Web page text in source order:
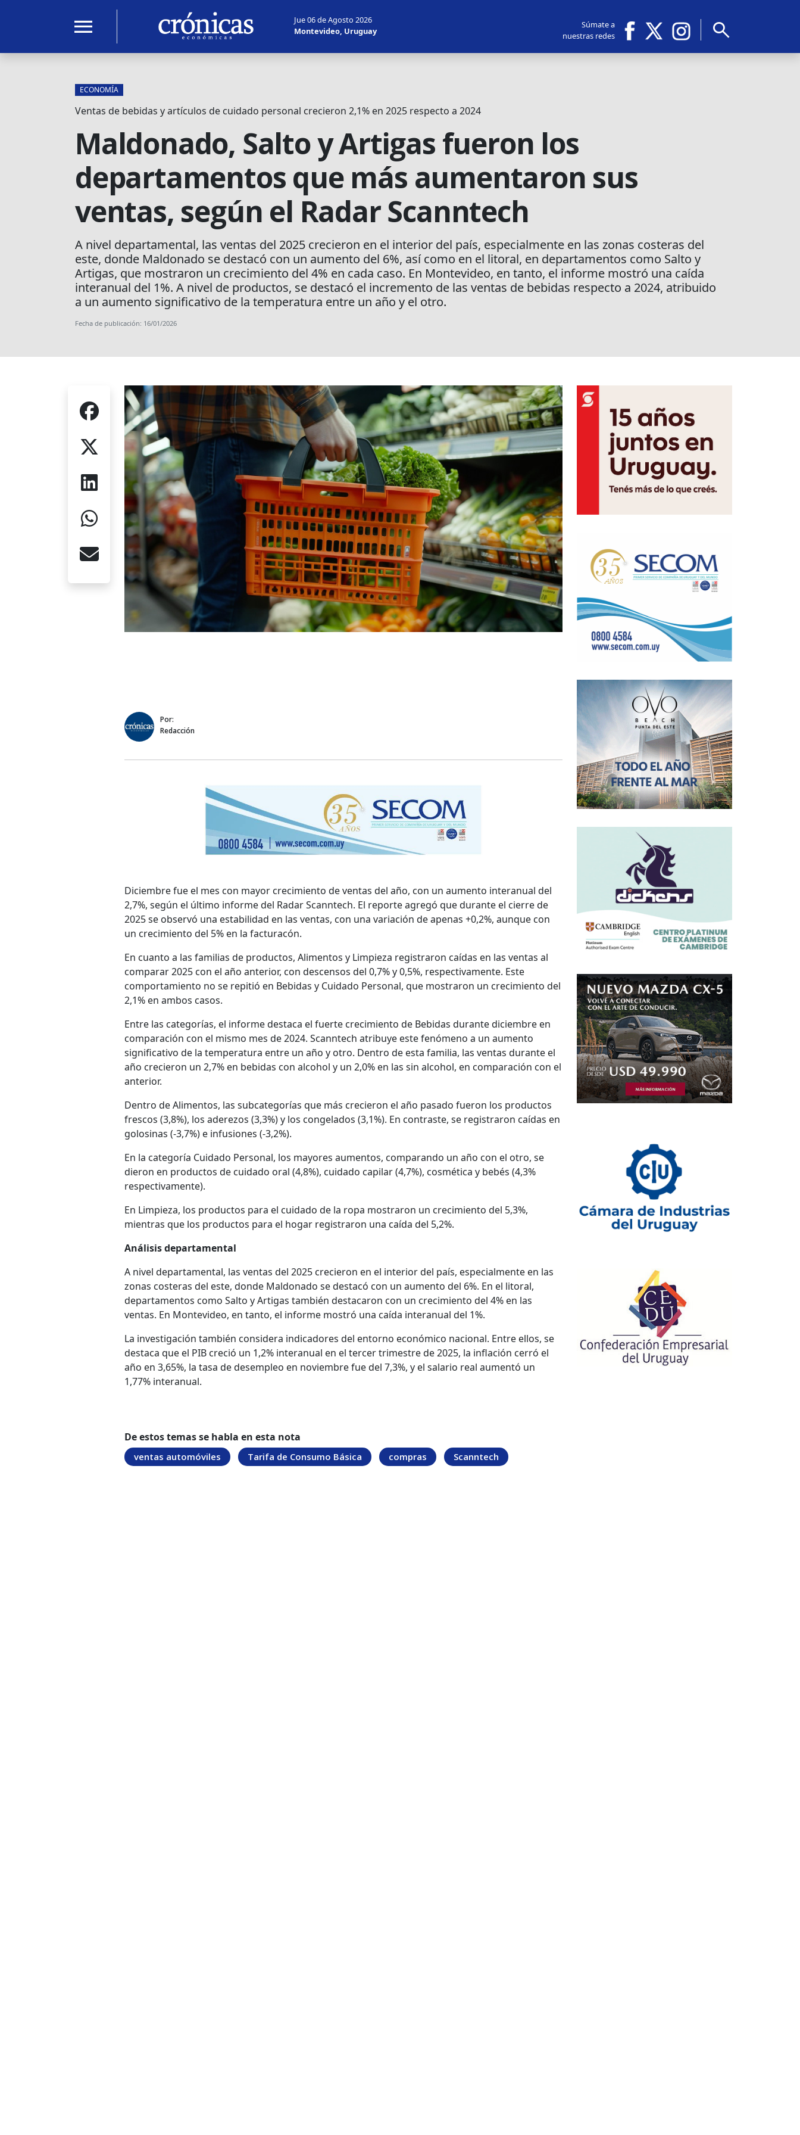
menu
Jue 06 de Agosto 2026
Montevideo, Uruguay
Súmate a
nuestras redes
search
ECONOMÍA
Ventas de bebidas y artículos de cuidado personal crecieron 2,1% en 2025 respecto a 2024
Maldonado, Salto y Artigas fueron los
departamentos que más aumentaron sus
ventas, según el Radar Scanntech
A nivel departamental, las ventas del 2025 crecieron en el interior del país, especialmente en las zonas costeras del
este, donde Maldonado se destacó con un aumento del 6%, así como en el litoral, en departamentos como Salto y
Artigas, que mostraron un crecimiento del 4% en cada caso. En Montevideo, en tanto, el informe mostró una caída
interanual del 1%. A nivel de productos, se destacó el incremento de las ventas de bebidas respecto a 2024, atribuido
a un aumento significativo de la temperatura entre un año y el otro.
Fecha de publicación: 16/01/2026
Por:
Redacción
Diciembre fue el mes con mayor crecimiento de ventas del año, con un aumento interanual del
2,7%, según el último informe del Radar Scanntech. El reporte agregó que durante el cierre de
2025 se observó una estabilidad en las ventas, con una variación de apenas +0,2%, aunque con
un crecimiento del 5% en la facturacón.
En cuanto a las familias de productos, Alimentos y Limpieza registraron caídas en las ventas al
comparar 2025 con el año anterior, con descensos del 0,7% y 0,5%, respectivamente. Este
comportamiento no se repitió en Bebidas y Cuidado Personal, que mostraron un crecimiento del
2,1% en ambos casos.
Entre las categorías, el informe destaca el fuerte crecimiento de Bebidas durante diciembre en
comparación con el mismo mes de 2024. Scanntech atribuye este fenómeno a un aumento
significativo de la temperatura entre un año y otro. Dentro de esta familia, las ventas durante el
año crecieron un 2,7% en bebidas con alcohol y un 2,0% en las sin alcohol, en comparación con el
anterior.
Dentro de Alimentos, las subcategorías que más crecieron el año pasado fueron los productos
frescos (3,8%), los aderezos (3,3%) y los congelados (3,1%). En contraste, se registraron caídas en
golosinas (-3,7%) e infusiones (-3,2%).
En la categoría Cuidado Personal, los mayores aumentos, comparando un año con el otro, se
dieron en productos de cuidado oral (4,8%), cuidado capilar (4,7%), cosmética y bebés (4,3%
respectivamente).
En Limpieza, los productos para el cuidado de la ropa mostraron un crecimiento del 5,3%,
mientras que los productos para el hogar registraron una caída del 5,2%.
Análisis departamental
A nivel departamental, las ventas del 2025 crecieron en el interior del país, especialmente en las
zonas costeras del este, donde Maldonado se destacó con un aumento del 6%. En el litoral,
departamentos como Salto y Artigas también destacaron con un crecimiento del 4% en las
ventas. En Montevideo, en tanto, el informe mostró una caída interanual del 1%.
La investigación también considera indicadores del entorno económico nacional. Entre ellos, se
destaca que el PIB creció un 1,2% interanual en el tercer trimestre de 2025, la inflación cerró el
año en 3,65%, la tasa de desempleo en noviembre fue del 7,3%, y el salario real aumentó un
1,77% interanual.
De estos temas se habla en esta nota
ventas automóviles Tarifa de Consumo Básica compras Scanntech